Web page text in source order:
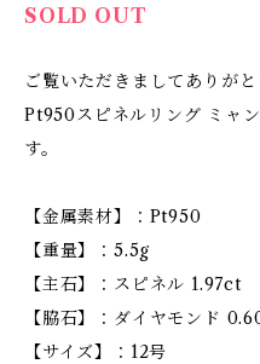
SOLD OUT
ご覧いただきましてありがと
Pt950スピネルリング ミャ
す。
【金属素材】：Pt950
【重量】：5.5g
【主石】：スピネル 1.97ct
【脇石】：ダイヤモンド
【サイズ】：12号